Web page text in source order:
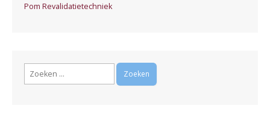
Pom Revalidatietechniek
Zoeken